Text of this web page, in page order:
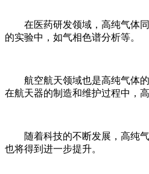
在医药研发领域，高纯气体同
的实验中，如气相色谱分析等。
航空航天领域也是高纯气体的
在航天器的制造和维护过程中，
随着科技的不断发展，高纯气
也将得到进一步提升。